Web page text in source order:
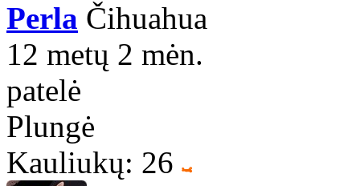
Perla Čihuahua
12 metų 2 mėn.
patelė
Plungė
Kauliukų: 26